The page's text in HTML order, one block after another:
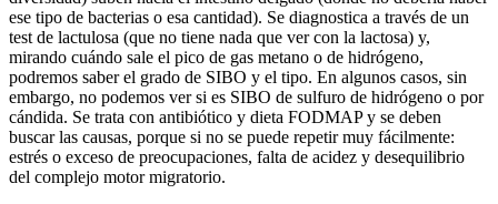
ese tipo de bacterias o esa cantidad). Se diagnostica a través de un
test de lactulosa (que no tiene nada que ver con la lactosa) y,
mirando cuándo sale el pico de gas metano o de hidrógeno,
podremos saber el grado de SIBO y el tipo. En algunos casos, sin
embargo, no podemos ver si es SIBO de sulfuro de hidrógeno o por
cándida. Se trata con antibiótico y dieta FODMAP y se deben
buscar las causas, porque si no se puede repetir muy fácilmente:
estrés o exceso de preocupaciones, falta de acidez y desequilibrio
del complejo motor migratorio.